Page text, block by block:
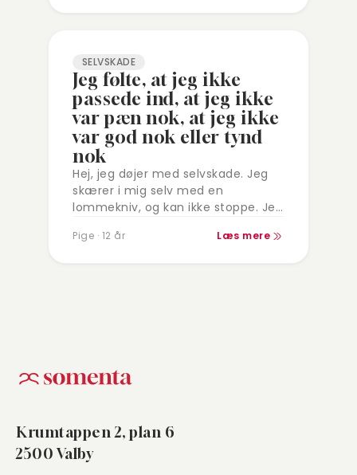
SELVSKADE
Jeg følte, at jeg ikke
passede ind, at jeg ikke
var pæn nok, at jeg ikke
var god nok eller tynd
nok
Hej, jeg døjer med selvskade. Jeg
skærer i mig selv med en
lommekniv, og kan ikke stoppe. Jeg
dem til at…
Pige · 12 år Læs mere
Krumtappen 2, plan 6
2500 Valby